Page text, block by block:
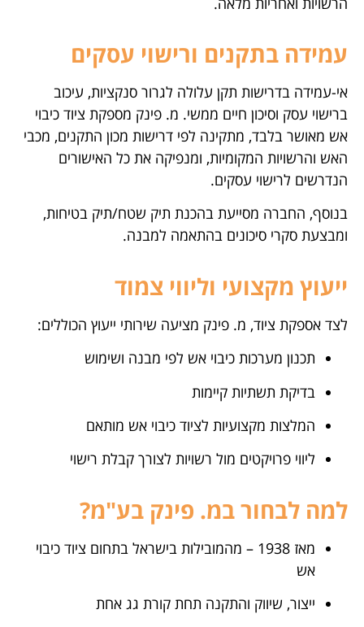
עמידה בתקנים ורישוי עסקים
אי-עמידה בדרישות תקן עלולה לגרור סנקציות, עיכוב
ברישוי עסק וסיכון חיים ממשי. מ. פינק מספקת ציוד כיבוי
אש מאושר בלבד, מתקינה לפי דרישות מכון התקנים, מכבי
האש והרשויות המקומיות, ומנפיקה את כל האישורים
הנדרשים לרישוי עסקים.
בנוסף, החברה מסייעת בהכנת תיק שטח/תיק בטיחות,
ומבצעת סקרי סיכונים בהתאמה למבנה.
ייעוץ מקצועי וליווי צמוד
לצד אספקת ציוד, מ. פינק מציעה שירותי ייעוץ הכוללים:
תכנון מערכות כיבוי אש לפי מבנה ושימוש
בדיקת תשתיות קיימות
המלצות מקצועיות לציוד כיבוי אש מותאם
ליווי פרויקטים מול רשויות לצורך קבלת רישוי
למה לבחור במ. פינק בע"מ?
מאז 1938 – מהמובילות בישראל בתחום ציוד כיבוי
אש
ייצור, שיווק והתקנה תחת קורת גג אחת